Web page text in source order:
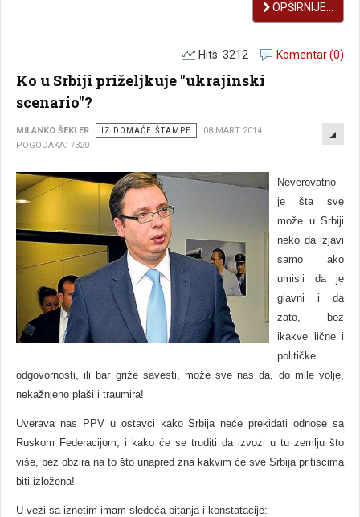
OPŠIRNIJE...
Komentar (0)
Hits: 3212
Ko u Srbiji priželjkuje "ukrajinski
scenario"?
MILANKO ŠEKLER IZ DOMAĆE ŠTAMPE
08 MART 2014
POGODAKA: 7320
Neverovatno
je šta sve
može u Srbiji
neko da izjavi
samo ako
umisli da je
glavni i da
zato, bez
ikakve lične i
političke
odgovornosti, ili bar griže savesti, može sve nas da, do mile volje,
nekažnjeno plaši i traumira!
Uverava nas PPV u ostavci kako Srbija neće prekidati odnose sa
Ruskom Federacijom, i kako će se truditi da izvozi u tu zemlju što
više, bez obzira na to što unapred zna kakvim će sve Srbija pritiscima
biti izložena!
U vezi sa iznetim imam sledeća pitanja i konstatacije: